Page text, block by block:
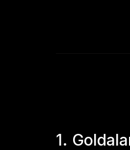
1.